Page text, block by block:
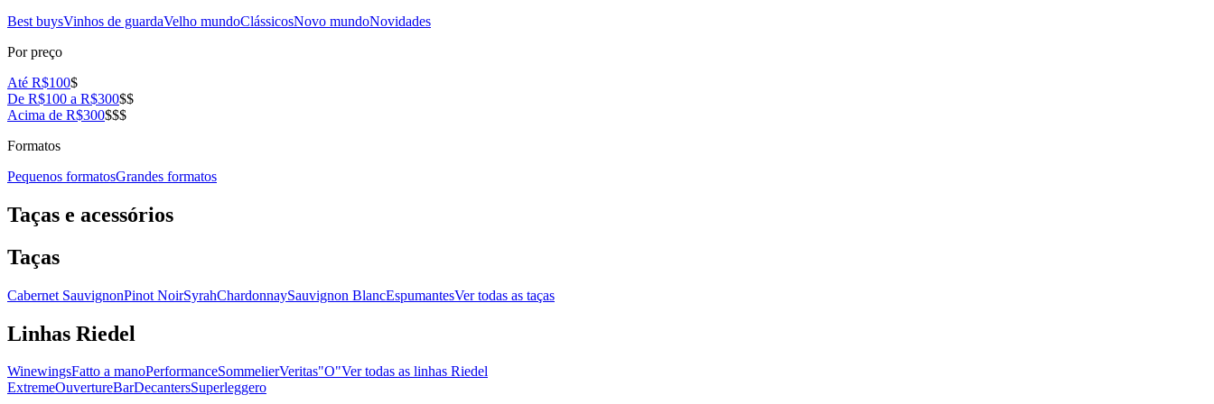
Best buysVinhos de guardaVelho mundoClássicosNovo mundoNovidades
Por preço
Até R$100$
De R$100 a R$300$$
Acima de R$300$$$
Formatos
Pequenos formatosGrandes formatos
Taças e acessórios
Taças
Cabernet SauvignonPinot NoirSyrahChardonnaySauvignon BlancEspumantesVer todas as taças
Linhas Riedel
WinewingsFatto a manoPerformanceSommelierVeritas"O"Ver todas as linhas Riedel
ExtremeOuvertureBarDecantersSuperleggero